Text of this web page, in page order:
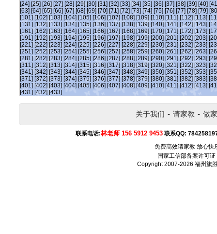
[24] [25] [26] [27] [28] [29] [30] [31] [32] [33] [34] [35] [36] [37] [38] [39] [40]
[63] [64] [65] [66] [67] [68] [69] [70] [71] [72] [73] [74] [75] [76] [77] [78] [79]
[101] [102] [103] [104] [105] [106] [107] [108] [109] [110] [111] [112] [113]
[131] [132] [133] [134] [135] [136] [137] [138] [139] [140] [141] [142] [143]
[161] [162] [163] [164] [165] [166] [167] [168] [169] [170] [171] [172] [173]
[191] [192] [193] [194] [195] [196] [197] [198] [199] [200] [201] [202] [203]
[221] [222] [223] [224] [225] [226] [227] [228] [229] [230] [231] [232] [233]
[251] [252] [253] [254] [255] [256] [257] [258] [259] [260] [261] [262] [263]
[281] [282] [283] [284] [285] [286] [287] [288] [289] [290] [291] [292] [293]
[311] [312] [313] [314] [315] [316] [317] [318] [319] [320] [321] [322] [323]
[341] [342] [343] [344] [345] [346] [347] [348] [349] [350] [351] [352] [353]
[371] [372] [373] [374] [375] [376] [377] [378] [379] [380] [381] [382] [383]
[401] [402] [403] [404] [405] [406] [407] [408] [409] [410] [411] [412] [413]
[431] [432] [433]
关于我们 - 请家教 - 做
联系电话:林老师 156 5912 9453 联系QQ:
免费高效请家教 放心快
国家工信部备案许可证
Copyright 2007-2026 福州旗